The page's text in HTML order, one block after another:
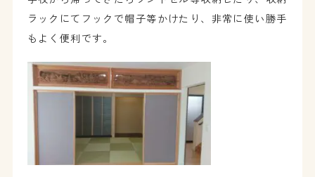
ラックにてフックで帽子等かけたり、非常に使い勝手
もよく便利です。